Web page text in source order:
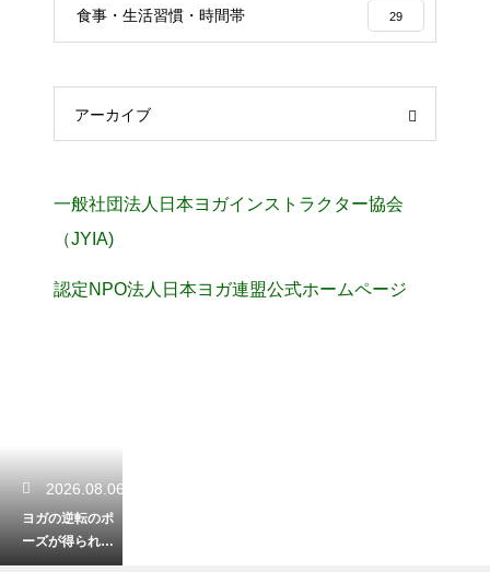
食事・生活習慣・時間帯 29
アーカイブ
一般社団法人日本ヨガインストラクター協会
（JYIA)
認定NPO法人日本ヨガ連盟公式ホームページ
2026.08.06
ヨガの逆転のポ
ーズが得られる
驚きの効果！血